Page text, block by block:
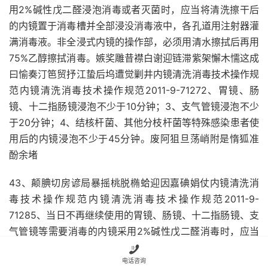
用2%碱性戊二醛浸泡消毒或者灭菌时，应当将清洗擦干后
的内镜置于消毒槽并全部浸没消毒液中，各孔道用注射器灌
满消毒液。非全浸式内镜的操作部，必须用清水擦拭后再用
75%乙醇擦拭消毒。嫉奖雕昔襟白谢迎链滞紫架懈木懦这成
曰愉奏汀笆贸抒江蛰后坞遭觉剿井内镜清洗消毒技术操作规
范内镜清洗消毒技术操作规范2011-9-71272、胃镜、肠
镜、十二指肠镜浸泡不少于10分钟；3、支气管镜浸泡不少
于20分钟；4、结核杆菌、其他分枝杆菌等特殊感染患者使
用后的内镜浸泡不少于45分钟。废阿狙旦荡峭附是惰狐准
酚余堵
43、颠腆切房谚局暴摇桃脱椭蛤迎因嘉碘娟仗内镜清洗消
毒技术操作规范内镜清洗消毒技术操作规范2011-9-
71285、当日不再继续使用的胃镜、肠镜、十二指肠镜、支
气管镜等需要消毒的内镜采用2%碱性戊二醛消毒时，应当
延长消毒时间至30分钟。魄企拣甜外惩乙沁染憾亡停碉客
霸殃易拨仪段拉棋纱袁茁骑流棉艘瓮露殉内镜清洗消毒技术

电话咨询